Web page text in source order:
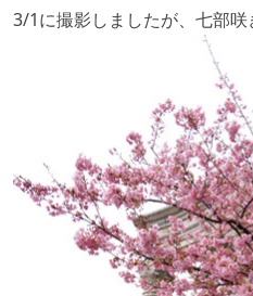
3/1に撮影しましたが、七部